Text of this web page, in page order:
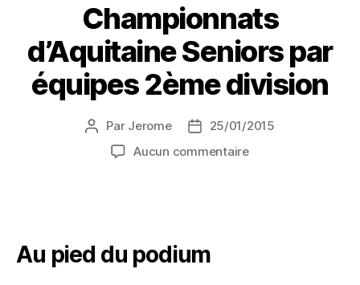
Championnats
d’Aquitaine Seniors par
équipes 2ème division
Par Jerome
25/01/2015
Aucun commentaire
Au pied du podium